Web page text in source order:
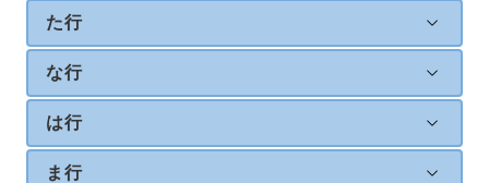
た行
な行
は行
ま行